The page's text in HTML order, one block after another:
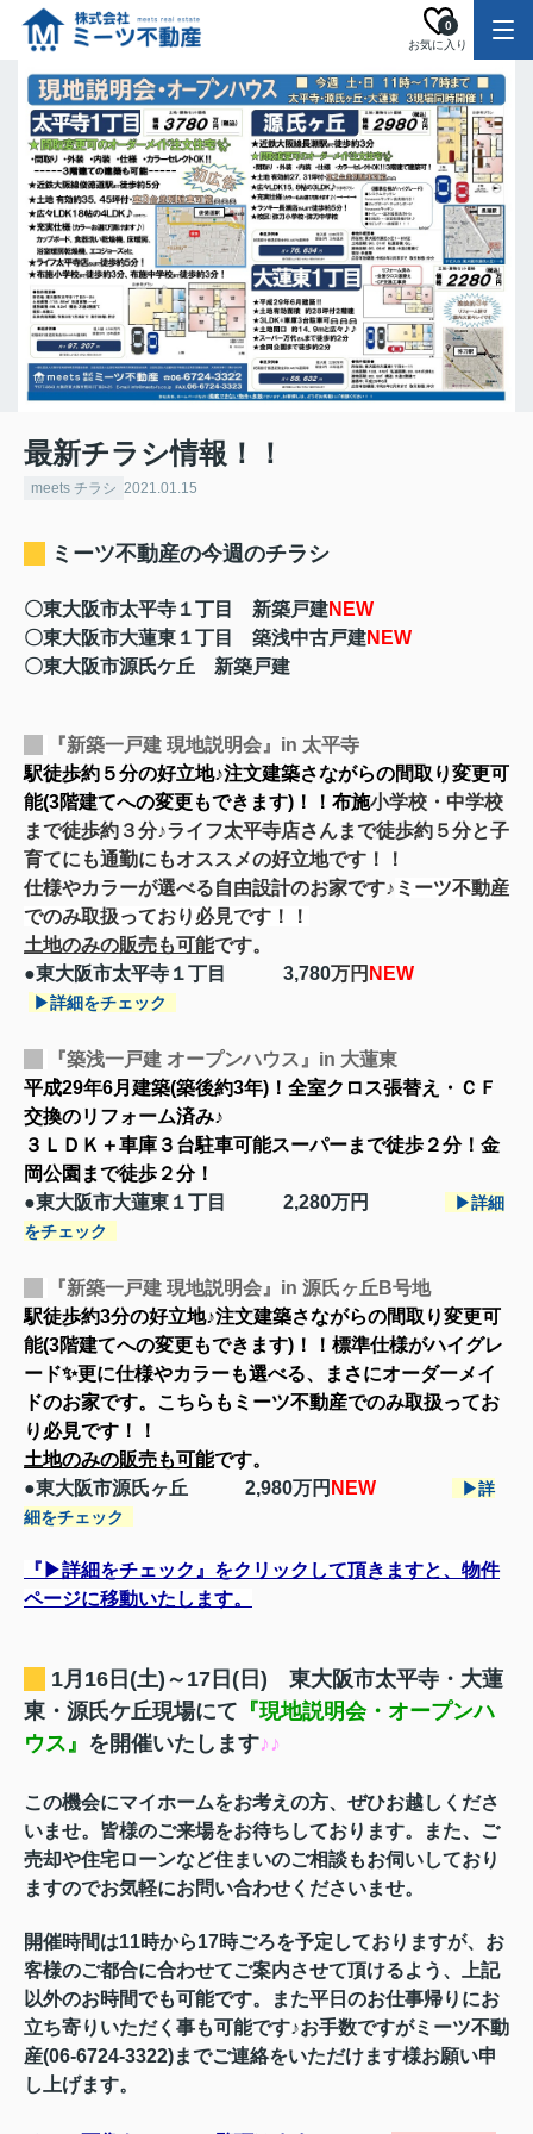
お気に入り
0
最新チラシ情報！！
meets チラシ 2021.01.15
ミーツ不動産の今週のチラシ
〇東大阪市太平寺１丁目 新築戸建NEW
〇東大阪市大蓮東１丁目 築浅中古戸建NEW
〇東大阪市源氏ケ丘 新築戸建
『新築一戸建 現地説明会』in 太平寺
駅徒歩約５分の好立地♪注文建築さながらの間取り変更可
能(3階建てへの変更もできます)！！布施小学校・中学校
まで徒歩約３分♪ライフ太平寺店さんまで徒歩約５分と子
育てにも通勤にもオススメの好立地です！！
仕様やカラーが選べる自由設計のお家です♪ ミーツ不動産
でのみ取扱っており必見です！！
土地のみの販売も可能です。
●東大阪市太平寺１丁目 3,780万円 NEW
▶詳細をチェック
『築浅一戸建 オープンハウス』in 大蓮東
平成29年6月建築(築後約3年)！全室クロス張替え・ＣＦ
交換のリフォーム済み♪
３ＬＤＫ＋車庫３台駐車可能スーパーまで徒歩２分！金
岡公園まで徒歩２分！
●東大阪市大蓮東１丁目 2,280万円
▶詳細
をチェック
『新築一戸建 現地説明会』in 源氏ヶ丘B号地
駅徒歩約3分の好立地♪注文建築さながらの間取り変更可
能(3階建てへの変更もできます)！！標準仕様がハイグレ
ード✨更に仕様やカラーも選べる、まさにオーダーメイ
ドのお家です。こちらもミーツ不動産でのみ取扱ってお
り必見です！！
土地のみの販売も可能です。
●東大阪市源氏ヶ丘 2,980万円 NEW
▶詳
細をチェック
『▶詳細をチェック』をクリックして頂きますと、物件
ページに移動いたします。
1月16 日(土)～17日(日) 東大阪市太平寺・大蓮
東・源氏ケ丘現場にて 『現地説明会・オープンハ
ウス』 を開催いたします♪♪
この機会にマイホームをお考えの方、ぜひお越しくださ
いませ。 皆様のご来場をお待ちしております。また、ご
売却や住宅ローンなど住まいのご相談もお伺いしており
ますのでお気軽にお問い合わせくださいませ。
開催時間は11時から17時ごろを予定しておりますが、お
客様のご都合に合わせてご案内させて頂けるよう、上記
以外のお時間でも可能です。また平日のお仕事帰りにお
立ち寄りいただく事も可能です♪お手数ですがミーツ不動
産(06-6724-3322)までご連絡をいただけます様お願い申
し上げます。